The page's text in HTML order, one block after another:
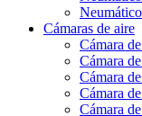
Cámaras de aire
Cámara
Cámara
Cámara
Cámara
Cámara